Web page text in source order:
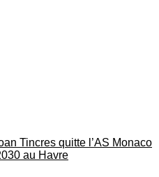
Tincres quitte l’AS Monaco
au Havre